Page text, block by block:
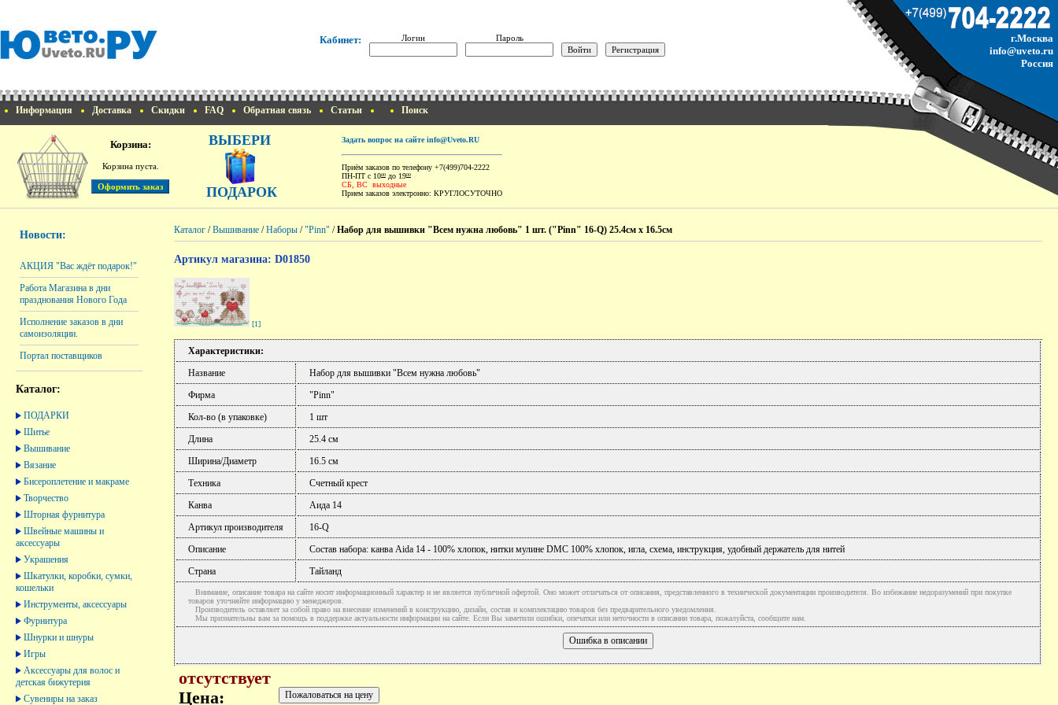
Кабинет: Логин Пароль
г.Москва
info@uveto.ru
Россия
Информация Доставка Скидки FAQ Обратная связь Статьи Поиск
Корзина:
Корзина пуста.
ВЫБЕРИ
ПОДАРОК
Задать вопрос на сайте info@Uveto.RU
Приём заказов по телефону +7(499)704-2222
ПН-ПТ с 1000 до 1900
СБ, ВС выходные
Прием заказов электронно: КРУГЛОСУТОЧНО
Новости:
АКЦИЯ "Вас ждёт подарок!"
Работа Магазина в дни
празднования Нового Года
Исполнение заказов в дни
самоизоляции.
Портал поставщиков
Каталог:
ПОДАРКИ
Шитье
Вышивание
Вязание
Бисероплетение и макраме
Творчество
Шторная фурнитура
Швейные машины и
аксессуары
Украшения
Шкатулки, коробки, сумки,
кошельки
Инструменты, аксессуары
Фурнитура
Шнурки и шнуры
Игры
Аксессуары для волос и
детская бижутерия
Сувениры на заказ
Каталог /Вышивание /Наборы /"Pinn" /Набор для вышивки "Всем нужна любовь" 1 шт. ("Pinn" 16-Q) 25.4см х 16.5см
Артикул магазина: D01850
[1]
Характеристики:
Название
Набор для вышивки "Всем нужна любовь"
Фирма
"Pinn"
Кол-во (в упаковке)
1 шт
Длина
25.4 см
Ширина/Диаметр
16.5 см
Техника
Счетный крест
Канва
Аида 14
Артикул производителя
16-Q
Описание
Состав набора: канва Аida 14 - 100% хлопок, нитки мулине DMC 100% хлопок, игла, схема, инструкция, удобный держатель для нитей
Страна
Тайланд
Внимание, описание товара на сайте носит информационный характер и не является публичной офертой. Оно может отличаться от описания, представленного в технической документации производителя. Во избежание недоразумений при покупке
товаров уточняйте информацию у менеджеров.
Производитель оставляет за собой право на внесение изменений в конструкцию, дизайн, состав и комплектацию товаров без предварительного уведомления.
Мы признательны вам за помощь в поддержке актуальности информации на сайте. Если Вы заметили ошибки, опечатки или неточности в описании товара, пожалуйста, сообщите нам.
отсутствует
Цена: